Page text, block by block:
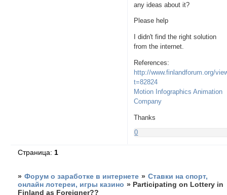
any ideas about it?
Please help
I didn't find the right solution
from the internet.
References:
http://www.finlandforum.org/
t=82824
Motion Infographics Animation
Company
Thanks
0
Страница: 1
» Форум о заработке в интернете » Ставки на спорт,
онлайн лотереи, игры казино » Participating on Lottery in
Finland as Foreigner??